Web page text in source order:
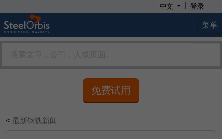
中文 | 登录
菜单
免费试用
< 最新钢铁新闻